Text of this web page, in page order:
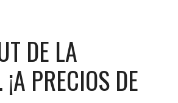
DE LA
PRECIOS DE